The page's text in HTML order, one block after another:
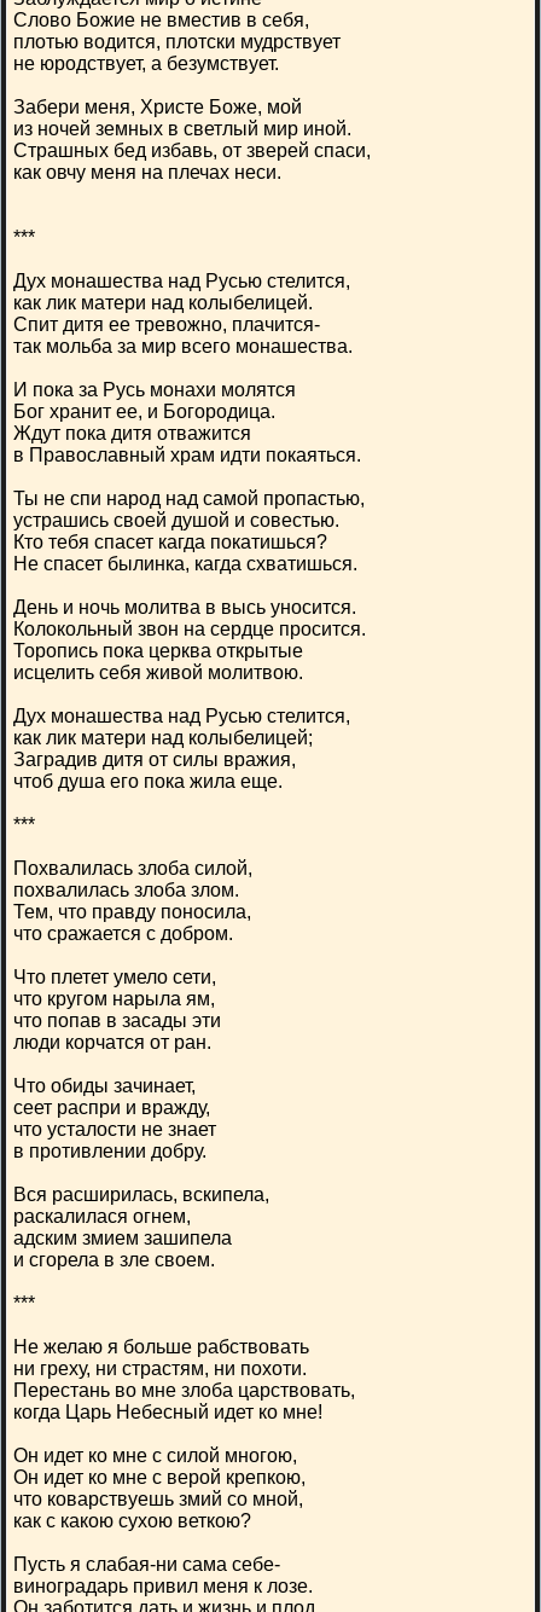
Слово Божие не вместив в себя,
плотью водится, плотски мудрствует
не юродствует, а безумствует.
Забери меня, Христе Боже, мой
из ночей земных в светлый мир иной.
Страшных бед избавь, от зверей спаси,
как овчу меня на плечах неси.
***
Дух монашества над Русью стелится,
как лик матери над колыбелицей.
Спит дитя ее тревожно, плачится-
так мольба за мир всего монашества.
И пока за Русь монахи молятся
Бог хранит ее, и Богородица.
Ждут пока дитя отважится
в Православный храм идти покаяться.
Ты не спи народ над самой пропастью,
устрашись своей душой и совестью.
Кто тебя спасет кагда покатишься?
Не спасет былинка, кагда схватишься.
День и ночь молитва в высь уносится.
Колокольный звон на сердце просится.
Торопись пока церква открытые
исцелить себя живой молитвою.
Дух монашества над Русью стелится,
как лик матери над колыбелицей;
Заградив дитя от силы вражия,
чтоб душа его пока жила еще.
***
Похвалилась злоба силой,
похвалилась злоба злом.
Тем, что правду поносила,
что сражается с добром.
Что плетет умело сети,
что кругом нарыла ям,
что попав в засады эти
люди корчатся от ран.
Что обиды зачинает,
сеет распри и вражду,
что усталости не знает
в противлении добру.
Вся расширилась, вскипела,
раскалилася огнем,
адским змием зашипела
и сгорела в зле своем.
***
Не желаю я больше рабствовать
ни греху, ни страстям, ни похоти.
Перестань во мне злоба царствовать,
когда Царь Небесный идет ко мне!
Он идет ко мне с силой многою,
Он идет ко мне с верой крепкою,
что коварствуешь змий со мной,
как с какою сухою веткою?
Пусть я слабая-ни сама себе-
виноградарь привил меня к лозе.
Он заботится дать и жизнь и плод,